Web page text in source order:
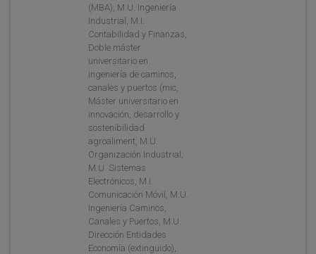
(MBA), M.U. Ingeniería
Industrial, M.I.
Contabilidad y Finanzas,
Doble máster
universitario en
ingeniería de caminos,
canales y puertos (mic,
Máster universitario en
innovación, desarrollo y
sostenibilidad
agroaliment, M.U.
Organización Industrial,
M.U. Sistemas
Electrónicos, M.I.
Comunicación Móvil, M.U.
Ingeniería Caminos,
Canales y Puertos, M.U.
Dirección Entidades
Economía (extinguido),